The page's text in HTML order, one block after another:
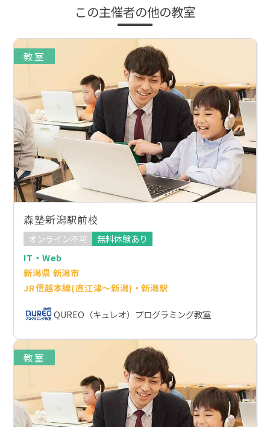
この主催者の他の教室
教室
森塾新潟駅前校
オンライン不可
無料体験あり
IT・Web
新潟県 新潟市
JR信越本線(直江津～新潟)・新潟駅
QUREO（キュレオ）プログラミング教室
教室